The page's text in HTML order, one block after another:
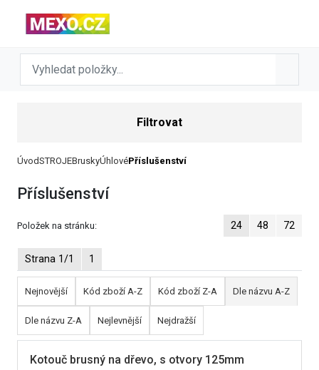
Filtrovat
ÚvodSTROJEBruskyÚhlovéPříslušenství
Příslušenství
Položek na stránku: 24 48 72
Strana 1/1 1
Nejnovější Kód zboží A-Z Kód zboží Z-A Dle názvu A-Z
Dle názvu Z-A Nejlevnější Nejdražší
Kotouč brusný na dřevo, s otvory 125mm